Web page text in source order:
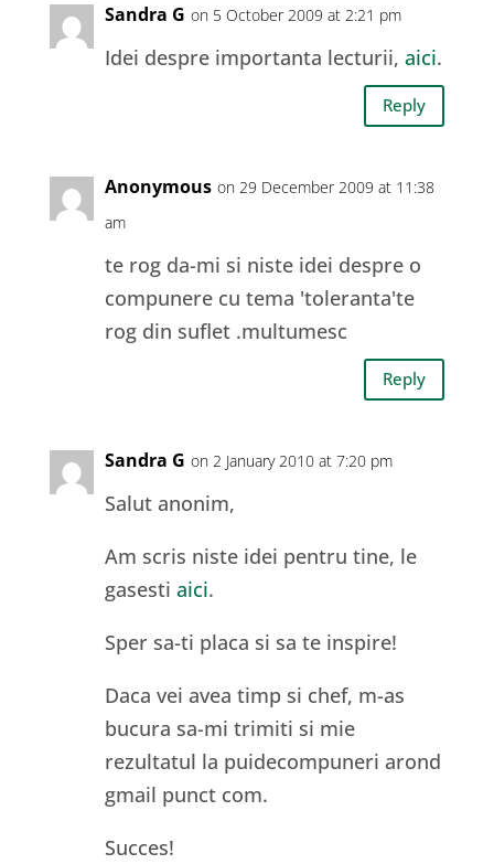
Sandra G on 5 October 2009 at 2:21 pm
Idei despre importanta lecturii, aici.
Reply
Anonymous on 29 December 2009 at 11:38
am
te rog da-mi si niste idei despre o
compunere cu tema 'toleranta'te
rog din suflet .multumesc
Reply
Sandra G on 2 January 2010 at 7:20 pm
Salut anonim,
Am scris niste idei pentru tine, le
gasesti aici.
Sper sa-ti placa si sa te inspire!
Daca vei avea timp si chef, m-as
bucura sa-mi trimiti si mie
rezultatul la puidecompuneri arond
gmail punct com.
Succes!